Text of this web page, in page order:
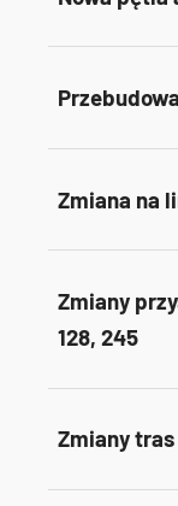
Zmiana na
Zmiany
128, 245
Zmiany tras